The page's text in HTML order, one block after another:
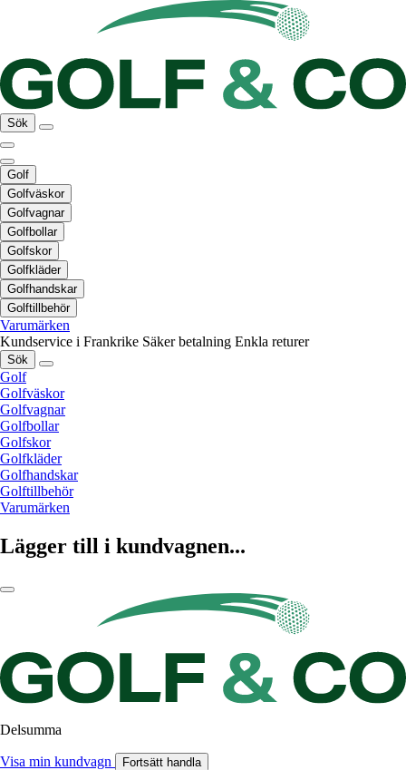
Sök
Golf
Golfväskor
Golfvagnar
Golfbollar
Golfskor
Golfkläder
Golfhandskar
Golftillbehör
Varumärken
Kundservice i Frankrike Säker betalning Enkla returer
Sök
Golf
Golfväskor
Golfvagnar
Golfbollar
Golfskor
Golfkläder
Golfhandskar
Golftillbehör
Varumärken
Lägger till i kundvagnen...
Delsumma
Visa min kundvagn Fortsätt handla